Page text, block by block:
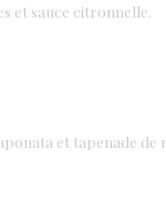
et sauce citronnelle.
et tapenade de